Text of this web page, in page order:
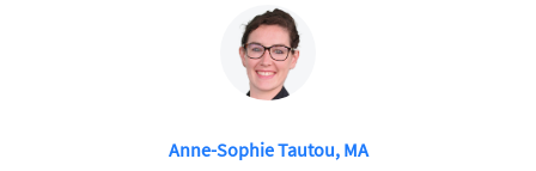
Anne-Sophie Tautou, MA